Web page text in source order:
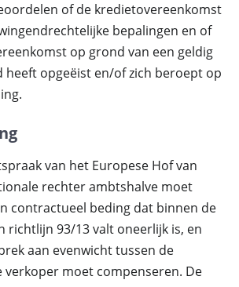
of de kredietovereenkomst
bepalingen en of
op grond van een geldig
heeft opgeëist en/of zich beroept op
van het Europese Hof van
rechter ambtshalve moet
contractueel beding dat binnen de
richtlijn 93/13 valt oneerlijk is, en
aan evenwicht tussen de
verkoper moet compenseren. De